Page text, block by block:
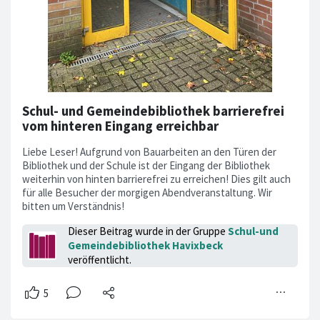
Schul- und Gemeindebibliothek barrierefrei
vom hinteren Eingang erreichbar
Liebe Leser! Aufgrund von Bauarbeiten an den Türen der
Bibliothek und der Schule ist der Eingang der Bibliothek
weiterhin von hinten barrierefrei zu erreichen! Dies gilt auch
für alle Besucher der morgigen Abendveranstaltung. Wir
bitten um Verständnis!
Dieser Beitrag wurde in der Gruppe Schul-und
Gemeindebibliothek Havixbeck
veröffentlicht.